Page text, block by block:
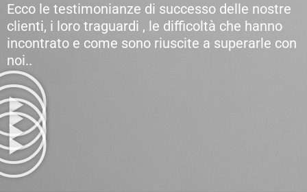
Ecco le testimonianze di successo delle nostre
clienti, i loro traguardi , le difficoltà che hanno
incontrato e come sono riuscite a superarle con
noi..